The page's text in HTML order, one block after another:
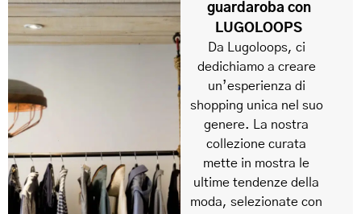
guardaroba con
LUGOLOOPS
Da Lugoloops, ci
dedichiamo a creare
un’esperienza di
shopping unica nel suo
genere. La nostra
collezione curata
mette in mostra le
ultime tendenze della
moda, selezionate con